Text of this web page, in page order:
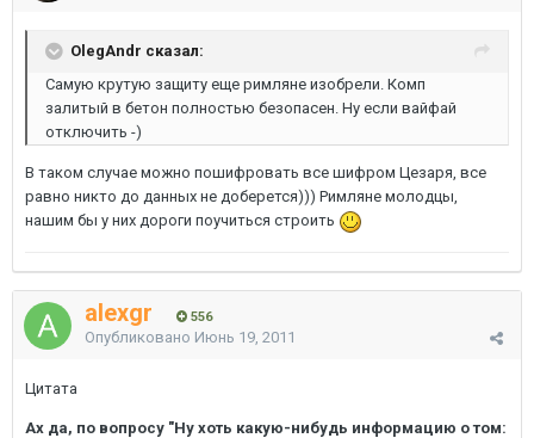
OlegAndr сказал:
Самую крутую защиту еще римляне изобрели. Комп
залитый в бетон полностью безопасен. Ну если вайфай
отключить -)
В таком случае можно пошифровать все шифром Цезаря, все
равно никто до данных не доберется))) Римляне молодцы,
нашим бы у них дороги поучиться строить
alexgr 556
Опубликовано Июнь 19, 2011
Цитата
Ах да, по вопросу "Ну хоть какую-нибудь информацию о том: